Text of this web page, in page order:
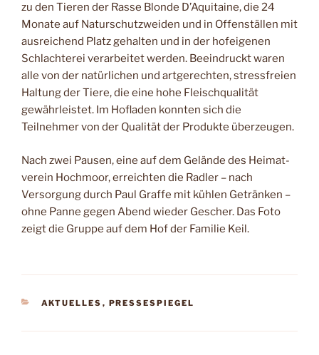
zu den Tieren der Rasse Blonde D’Aquitaine, die 24
Monate auf Naturschutzweiden und in Offenställen mit
ausreichend Platz gehal­ten und in der hofeigenen
Schlachterei ver­arbeitet werden. Beeindruckt waren
alle von der natürlichen und artgerechten, stressfreien
Haltung der Tiere, die eine hohe Fleischqualität
gewährleistet. Im Hofladen konnten sich die
Teilnehmer von der Quali­tät der Produkte überzeugen.
Nach zwei Pausen, eine auf dem Gelände des Heimat­
verein Hochmoor, erreichten die Radler – nach
Versorgung durch Paul Graffe mit kühlen Getränken –
ohne Panne gegen Abend wieder Gescher. Das Foto
zeigt die Gruppe auf dem Hof der Familie Keil.
KATEGORIEN
AKTUELLES , PRESSESPIEGEL